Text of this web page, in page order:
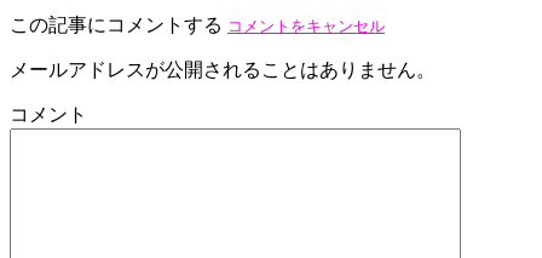
この記事にコメントする コメントをキャンセル
メールアドレスが公開されることはありません。
コメント